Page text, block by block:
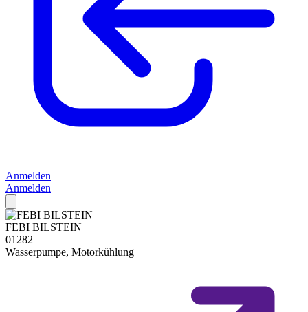
Anmelden
Anmelden
FEBI BILSTEIN
01282
Wasserpumpe, Motorkühlung